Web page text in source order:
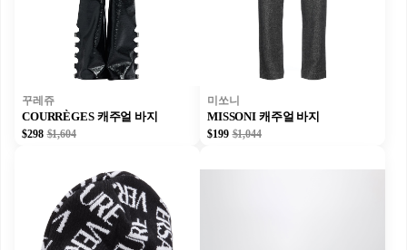
꾸레쥬
COURRÈGES 캐주얼 바지
$298 $1,604
미쏘니
MISSONI 캐주얼 바지
$199 $1,044